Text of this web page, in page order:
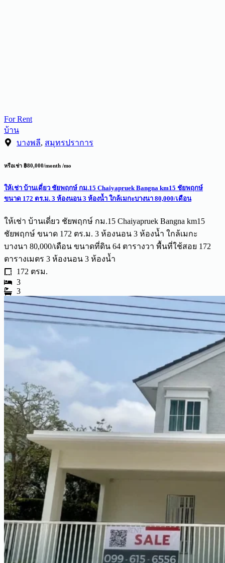
For Rent
บ้าน
บางพลี, สมุทรปราการ
หรือเช่า ฿80,000/month /mo
ให้เช่า บ้านเดี่ยว ชัยพฤกษ์ กม.15 Chaiyapruek Bangna km15 ชัยพฤกษ์
ขนาด 172 ตร.ม. 3 ห้องนอน 3 ห้องน้ำ ใกล้เมกะบางนา 80,000/เดือน
ให้เช่า บ้านเดี่ยว ชัยพฤกษ์ กม.15 Chaiyapruek Bangna km15
ชัยพฤกษ์ ขนาด 172 ตร.ม. 3 ห้องนอน 3 ห้องน้ำ ใกล้เมกะ
บางนา 80,000/เดือน ขนาดที่ดิน 64 ตารางวา พื้นที่ใช้สอย 172
ตารางเมตร 3 ห้องนอน 3 ห้องน้ำ
172 ตรม.
3
3